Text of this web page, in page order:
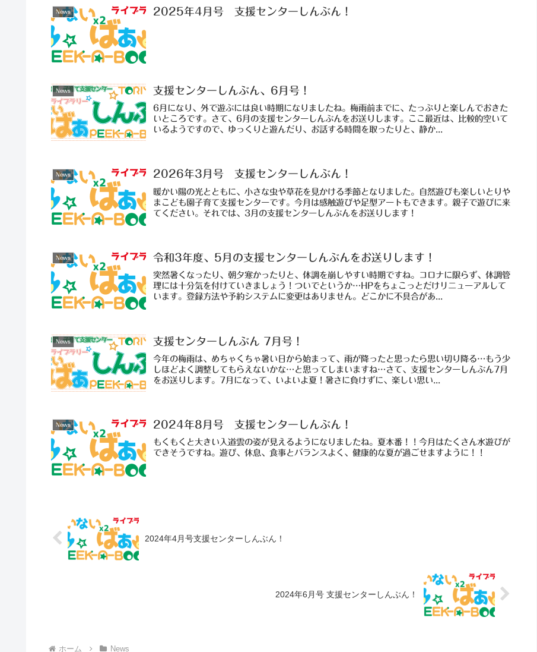
News 2025年4月号 支援センターしんぶん！
News 支援センターしんぶん、6月号！
6月になり、外で遊ぶには良い時期になりましたね。梅雨前までに、たっぷりと楽しんでおきた
いところです。さて、6月の支援センターしんぶんをお送りします。ここ最近は、比較的空いて
いるようですので、ゆっくりと遊んだり、お話する時間を取ったりと、静か...
News 2026年3月号 支援センターしんぶん！
暖かい陽の光とともに、小さな虫や草花を見かける季節となりました。自然遊びも楽しいとりや
まこども園子育て支援センターです。今月は感触遊びや足型アートもできます。親子で遊びに来
てください。それでは、3月の支援センターしんぶんをお送りします！
News 令和3年度、5月の支援センターしんぶんをお送りします！
突然暑くなったり、朝夕寒かったりと、体調を崩しやすい時期ですね。コロナに限らず、体調管
理には十分気を付けていきましょう！ついでというか…HPをちょこっとだけリニューアルして
います。登録方法や予約システムに変更はありません。どこかに不具合があ...
News 支援センターしんぶん 7月号！
今年の梅雨は、めちゃくちゃ暑い日から始まって、雨が降ったと思ったら思い切り降る…もう少
しほどよく調整してもらえないかな…と思ってしまいますね…さて、支援センターしんぶん7月
をお送りします。7月になって、いよいよ夏！暑さに負けずに、楽しい思い...
News 2024年8月号 支援センターしんぶん！
もくもくと大きい入道雲の姿が見えるようになりましたね。夏本番！！今月はたくさん水遊びが
できそうですね。遊び、休息、食事とバランスよく、健康的な夏が過ごせますように！！
2024年4月号支援センターしんぶん！
2024年6月号 支援センターしんぶん！
ホーム News